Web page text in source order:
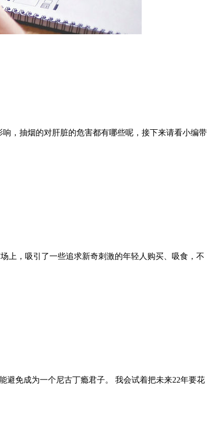
，抽烟的对肝脏的危害都有哪些呢，接下来请看小编带
上，吸引了一些追求新奇刺激的年轻人购买、吸食，不
避免成为一个尼古丁瘾君子。 我会试着把未来22年要花